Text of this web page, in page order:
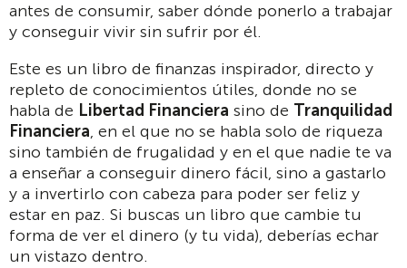
antes de consumir, saber dónde ponerlo a trabajar
y conseguir vivir sin sufrir por él.
Este es un libro de finanzas inspirador, directo y
repleto de conocimientos útiles, donde no se
habla de Libertad Financiera sino de Tranquilidad
Financiera, en el que no se habla solo de riqueza
sino también de frugalidad y en el que nadie te va
a enseñar a conseguir dinero fácil, sino a gastarlo
y a invertirlo con cabeza para poder ser feliz y
estar en paz. Si buscas un libro que cambie tu
forma de ver el dinero (y tu vida), deberías echar
un vistazo dentro.